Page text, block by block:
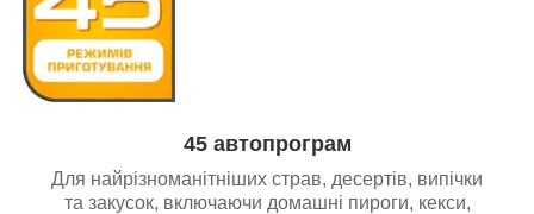
45 автопрограм
Для найрізноманітніших страв, десертів, випічки
та закусок, включаючи домашні пироги, кекси,